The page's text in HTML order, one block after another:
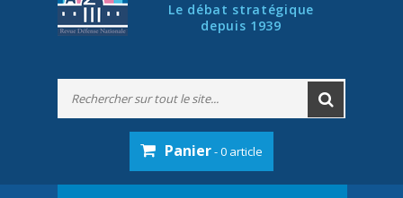
Le débat stratégique
depuis 1939
Panier- 0 article